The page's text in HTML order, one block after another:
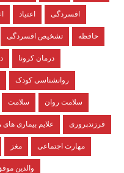
اعتیاد افسردگی
تشخیص افسردگی حافظه
درمان کرونا
روانشناسی کودک
سلامت سلامت روان
علایم بیماری های فرزندپروری
مغز مهارت اجتماعی
والدین